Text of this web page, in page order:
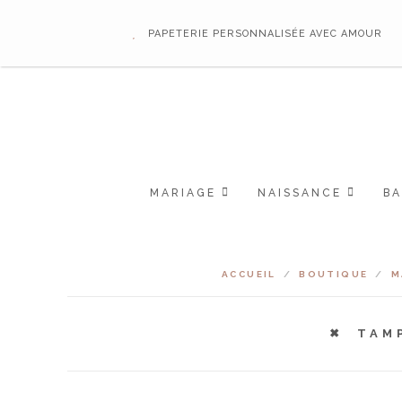
PAPETERIE PERSONNALISÉE AVEC AMOUR
MARIAGE NAISSANCE
ACCUEIL / BOUTIQUE /